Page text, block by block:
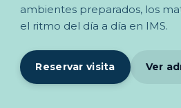
ambientes preparados, los
el ritmo del día a día en IMS.
Reservar visita Ver